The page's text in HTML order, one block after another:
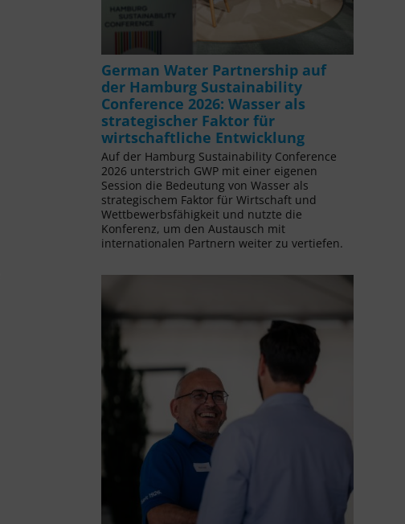
German Water Partnership auf
der Hamburg Sustainability
Conference 2026: Wasser als
strategischer Faktor für
wirtschaftliche Entwicklung
Auf der Hamburg Sustainability Conference
2026 unterstrich GWP mit einer eigenen
Session die Bedeutung von Wasser als
strategischem Faktor für Wirtschaft und
Wettbewerbsfähigkeit und nutzte die
Konferenz, um den Austausch mit
internationalen Partnern weiter zu vertiefen.